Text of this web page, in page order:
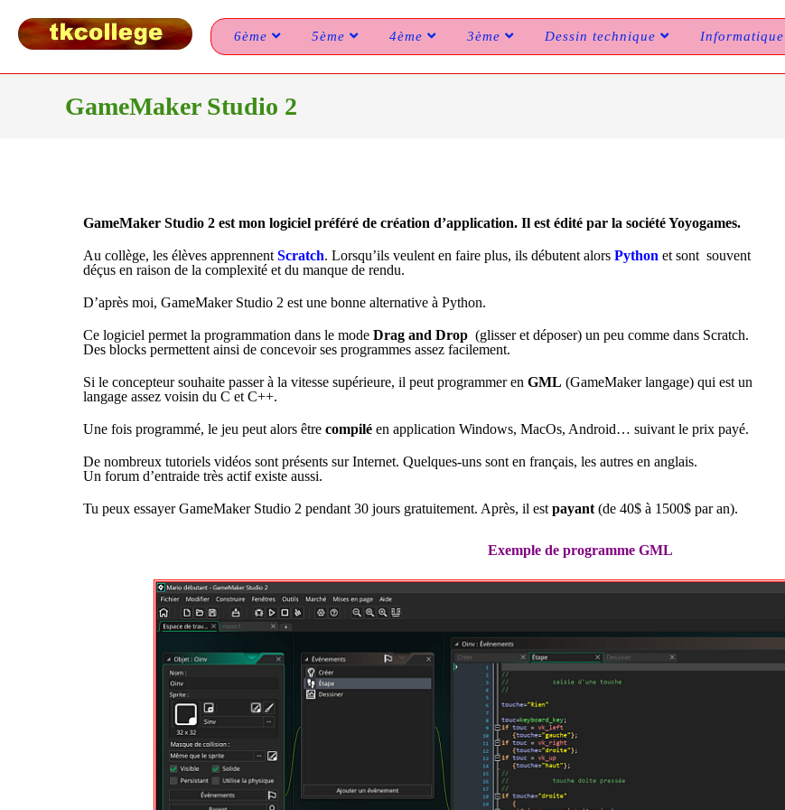
6ème 5ème 4ème 3ème Dessin technique Informatique
GameMaker Studio 2
GameMaker Studio 2 est mon logiciel préféré de création d’application. Il est édité par la société Yoyogames.
Au collège, les élèves apprennent Scratch. Lorsqu’ils veulent en faire plus, ils débutent alors Python et sont souvent
déçus en raison de la complexité et du manque de rendu.
D’après moi, GameMaker Studio 2 est une bonne alternative à Python.
Ce logiciel permet la programmation dans le mode Drag and Drop (glisser et déposer) un peu comme dans Scratch.
Des blocks permettent ainsi de concevoir ses programmes assez facilement.
Si le concepteur souhaite passer à la vitesse supérieure, il peut programmer en GML (GameMaker langage) qui est un
langage assez voisin du C et C++.
Une fois programmé, le jeu peut alors être compilé en application Windows, MacOs, Android… suivant le prix payé.
De nombreux tutoriels vidéos sont présents sur Internet. Quelques-uns sont en français, les autres en anglais.
Un forum d’entraide très actif existe aussi.
Tu peux essayer GameMaker Studio 2 pendant 30 jours gratuitement. Après, il est payant (de 40$ à 1500$ par an).
Exemple de programme GML